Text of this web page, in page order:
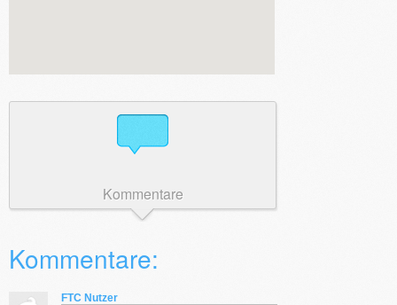
Kommentare
Kommentare:
FTC Nutzer